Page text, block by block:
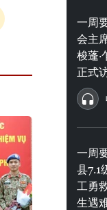
一周
会主
梭蓬·
正式
一周
县7.1
工勇
生遇